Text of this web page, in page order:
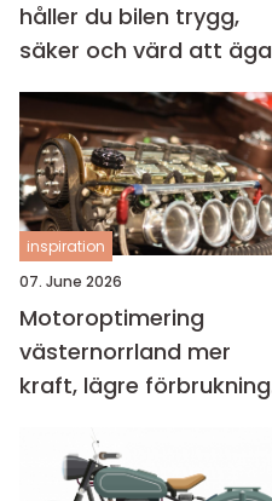
håller du bilen trygg,
säker och värd att äga
inspiration
07. June 2026
Motoroptimering
västernorrland mer
kraft, lägre förbrukning